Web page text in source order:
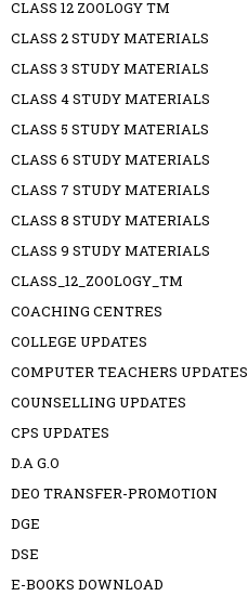
CLASS 12 ZOOLOGY TM
CLASS 2 STUDY MATERIALS
CLASS 3 STUDY MATERIALS
CLASS 4 STUDY MATERIALS
CLASS 5 STUDY MATERIALS
CLASS 6 STUDY MATERIALS
CLASS 7 STUDY MATERIALS
CLASS 8 STUDY MATERIALS
CLASS 9 STUDY MATERIALS
CLASS_12_ZOOLOGY_TM
COACHING CENTRES
COLLEGE UPDATES
COMPUTER TEACHERS UPDATES
COUNSELLING UPDATES
CPS UPDATES
D.A G.O
DEO TRANSFER-PROMOTION
DGE
DSE
E-BOOKS DOWNLOAD